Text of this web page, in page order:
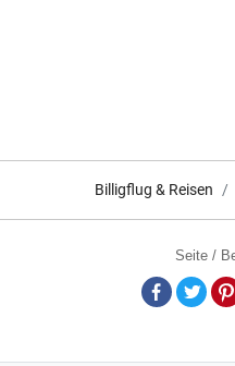
Billigflug & Reisen
Seite /
Facebook